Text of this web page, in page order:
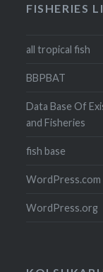
FISHERIES
all tropical fish
BBPBAT
Data Base Of
and Fisheries
fish base
WordPress.com
WordPress.org